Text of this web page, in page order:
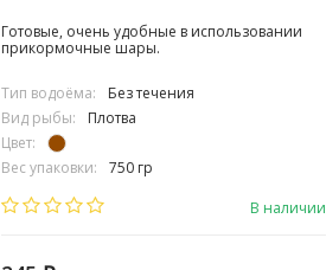
Готовые, очень удобные в использовании
прикормочные шары.
Тип водоёма:
Без течения
Вид рыбы:
Плотва
Цвет:
Вес упаковки:
750 гр
Сезонность:
В наличии